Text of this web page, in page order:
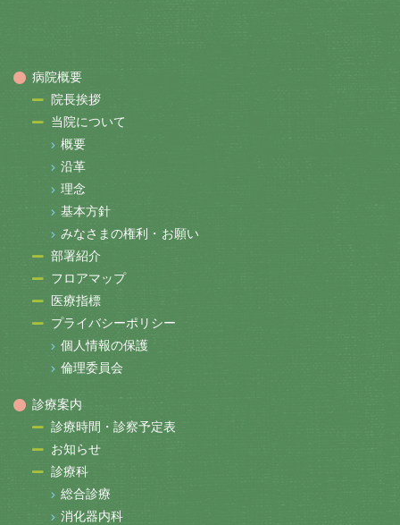
病院概要
院長挨拶
当院について
概要
沿革
理念
基本方針
みなさまの権利・お願い
部署紹介
フロアマップ
医療指標
プライバシーポリシー
個人情報の保護
倫理委員会
診療案内
診療時間・診察予定表
お知らせ
診療科
総合診療
消化器内科